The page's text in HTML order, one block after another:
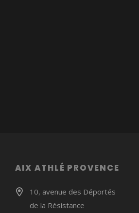
AIX ATHLÉ PROVENCE
10, avenue des Déportés
de la Résistance